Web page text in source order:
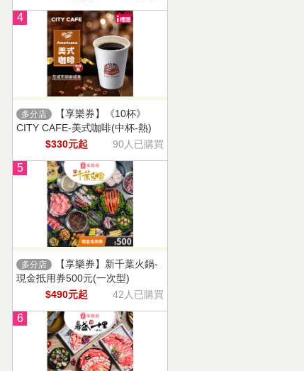
4
多分店
【享樂券】《10杯》
CITY CAFE-美式咖啡(中杯-熱)
$330元起
90人已購買
5
多分店
【享樂券】新千葉火鍋-
現金抵用券500元(一次型)
$490元起
42人已購買
6